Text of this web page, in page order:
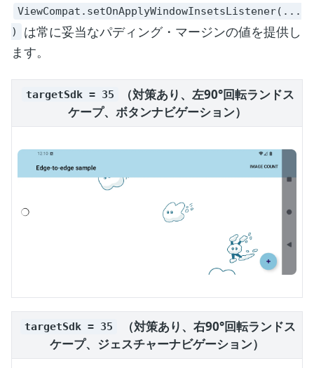
ViewCompat.setOnApplyWindowInsetsListener(...
)
は常に妥当なパディング・マージンの値を提供し
ます。
targetSdk = 35
（対策あり、左90°回転ランドス
ケープ、ボタンナビゲーション）
targetSdk = 35
（対策あり、右90°回転ランドス
ケープ、ジェスチャーナビゲーション）